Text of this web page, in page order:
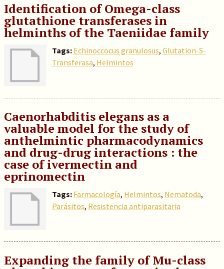
Identification of Omega-class
glutathione transferases in
helminths of the Taeniidae family
Tags: Echinoccocus granulosus, Glutation-S-
Transferasa, Helmintos
Caenorhabditis elegans as a
valuable model for the study of
anthelmintic pharmacodynamics
and drug-drug interactions : the
case of ivermectin and
eprinomectin
Tags: Farmacología, Helmintos, Nematoda,
Parásitos, Resistencia antiparasitaria
Expanding the family of Mu-class